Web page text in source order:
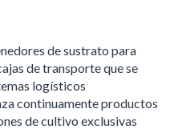
de sustrato para
de transporte que se
logísticos
continuamente productos
de cultivo exclusivas